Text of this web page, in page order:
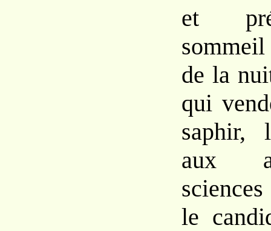
et
de la
qui
saphir,
aux
le